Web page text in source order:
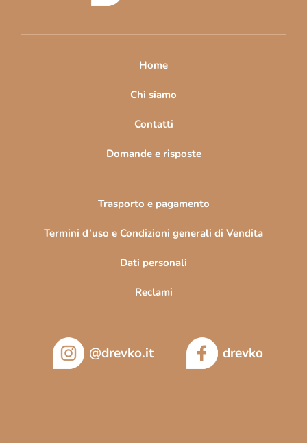
Home
Chi siamo
Contatti
Domande e risposte
Trasporto e pagamento
Termini d’uso e Condizioni generali di Vendita
Dati personali
Reclami
@drevko.it drevko